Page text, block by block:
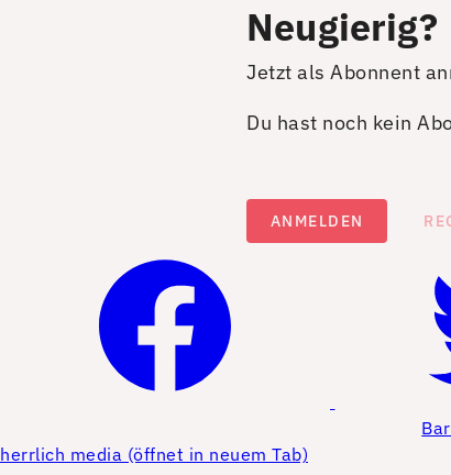
Neugierig?
Jetzt als Abonnent
Du hast noch kein
ANMELDEN
herrlich media (öffnet in neuem Tab)